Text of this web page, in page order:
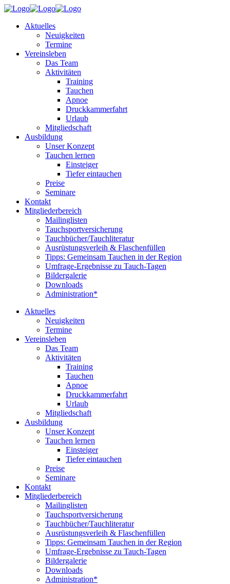
Aktuelles
Neuigkeiten
Termine
Vereinsleben
Das Team
Aktivitäten
Training
Tauchen
Apnoe
Druckkammerfahrt
Urlaub
Mitgliedschaft
Ausbildung
Unser Konzept
Tauchen lernen
Einsteiger
Tiefer eintauchen
Preise
Seminare
Kontakt
Mitgliederbereich
Mailinglisten
Tauchsportversicherung
Tauchbücher/Tauchliteratur
Ausrüstungsverleih & Flaschenfüllen
Tipps: Gemeinsam Tauchen in der Region
Umfrage-Ergebnisse zu Tauch-Tagen
Bildergalerie
Downloads
Administration*
Aktuelles
Neuigkeiten
Termine
Vereinsleben
Das Team
Aktivitäten
Training
Tauchen
Apnoe
Druckkammerfahrt
Urlaub
Mitgliedschaft
Ausbildung
Unser Konzept
Tauchen lernen
Einsteiger
Tiefer eintauchen
Preise
Seminare
Kontakt
Mitgliederbereich
Mailinglisten
Tauchsportversicherung
Tauchbücher/Tauchliteratur
Ausrüstungsverleih & Flaschenfüllen
Tipps: Gemeinsam Tauchen in der Region
Umfrage-Ergebnisse zu Tauch-Tagen
Bildergalerie
Downloads
Administration*